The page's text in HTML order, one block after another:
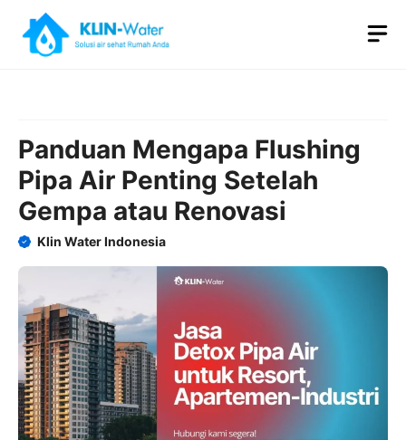
content
Panduan Mengapa Flushing
Pipa Air Penting Setelah
Gempa atau Renovasi
Klin Water Indonesia